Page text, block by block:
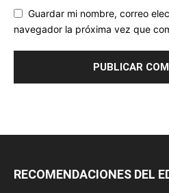
Guardar mi nombre, correo
navegador la próxima vez que
RECOMENDACIONES DEL